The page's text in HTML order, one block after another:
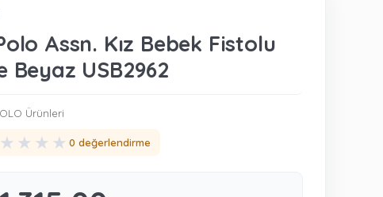
Assn. Kız Bebek Fistolu
Beyaz USB2962
Ürünleri
★ ★ ★ ★ 0 değerlendirme